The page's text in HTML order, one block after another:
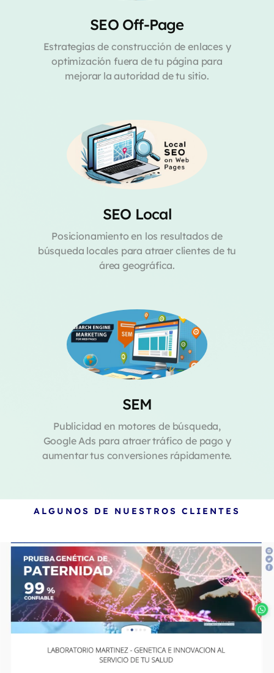
SEO Off-Page
Estrategias de construcción de enlaces y
optimización fuera de tu página para
mejorar la autoridad de tu sitio.
SEO Local
Posicionamiento en los resultados de
búsqueda locales para atraer clientes de tu
área geográfica.
SEM
Publicidad en motores de búsqueda,
Google Ads para atraer tráfico de pago y
aumentar tus conversiones rápidamente.
ALGUNOS DE NUESTROS CLIENTES